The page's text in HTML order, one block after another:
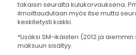
takaisin seuralta kulukorvauksena.
ilmoittaudutaan myös itse mutta
keskitetysti kaikki.
*Lisäksi SM-ikäisten (2012 ja
maksuun sisältyy.